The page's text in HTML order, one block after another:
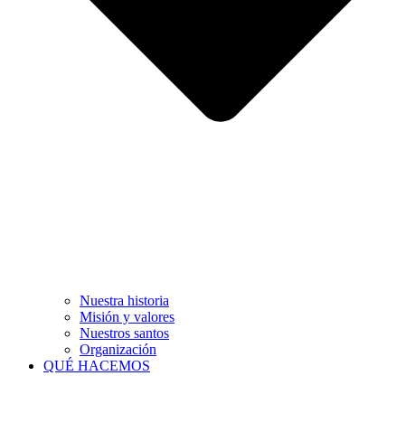
Nuestra historia
Misión y valores
Nuestros santos
Organización
QUÉ HACEMOS